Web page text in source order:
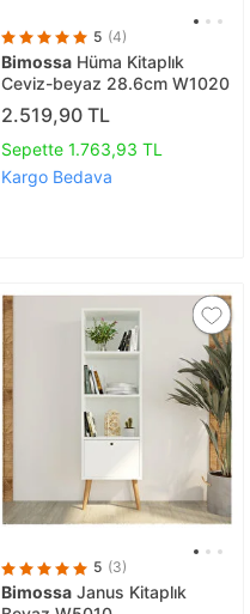
5 (4)
Bimossa Hüma Kitaplık
Ceviz-beyaz 28.6cm W1020
2.519,90 TL
Sepette 1.763,93 TL
Kargo Bedava
5 (3)
Bimossa Janus Kitaplık